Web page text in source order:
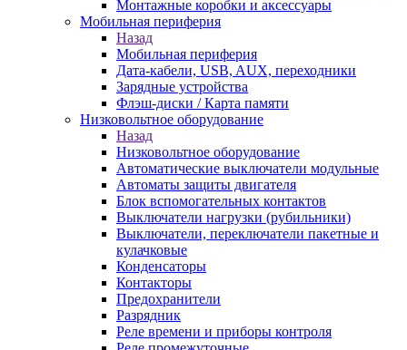
Монтажные коробки и аксессуары
Мобильная периферия
Назад
Мобильная периферия
Дата-кабели, USB, AUX, переходники
Зарядные устройства
Флэш-диски / Карта памяти
Низковольтное оборудование
Назад
Низковольтное оборудование
Автоматические выключатели модульные
Автоматы защиты двигателя
Блок вспомогательных контактов
Выключатели нагрузки (рубильники)
Выключатели, переключатели пакетные и
кулачковые
Конденсаторы
Контакторы
Предохранители
Разрядник
Реле времени и приборы контроля